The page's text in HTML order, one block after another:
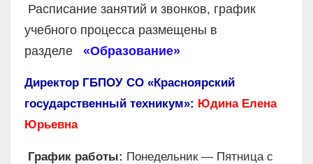
Расписание занятий и звонков, график
учебного процесса размещены в
разделе
«Образование»
Директор ГБПОУ СО «Красноярский
государственный техникум»: Юдина Елена
Юрьевна
График работы: Понедельник — Пятница с